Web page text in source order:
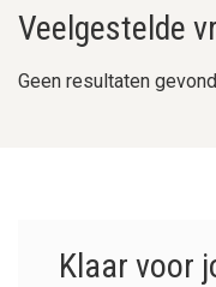
Veelgestelde
Geen resultaten
Klaar voor